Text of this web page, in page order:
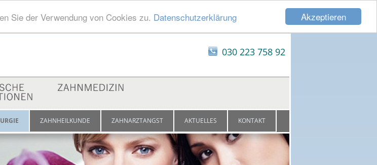
Akzeptieren
Sie der Verwendung von Cookies zu. Datenschutzerklärung
030 223 758 92
Zum Inhalt springen
ZAHNHEILKUNDE ZAHNARZTANGST AKTUELLES KONTAKT